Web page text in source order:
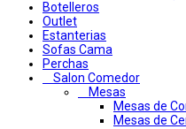
Botelleros
Outlet
Estanterias
Sofas Cama
Perchas
Salon Comedor
Mesas
Mesas de
Mesas de